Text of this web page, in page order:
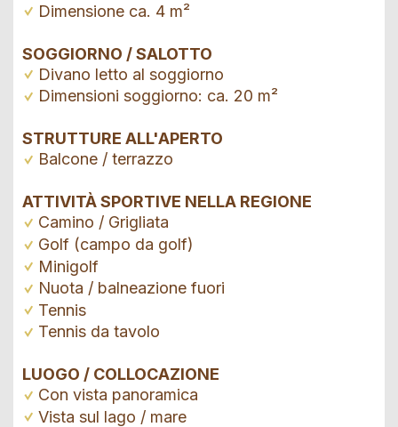
Dimensione ca. 4 m²
SOGGIORNO / SALOTTO
Divano letto al soggiorno
Dimensioni soggiorno: ca. 20 m²
STRUTTURE ALL'APERTO
Balcone / terrazzo
ATTIVITÀ SPORTIVE NELLA REGIONE
Camino / Grigliata
Golf (campo da golf)
Minigolf
Nuota / balneazione fuori
Tennis
Tennis da tavolo
LUOGO / COLLOCAZIONE
Con vista panoramica
Vista sul lago / mare